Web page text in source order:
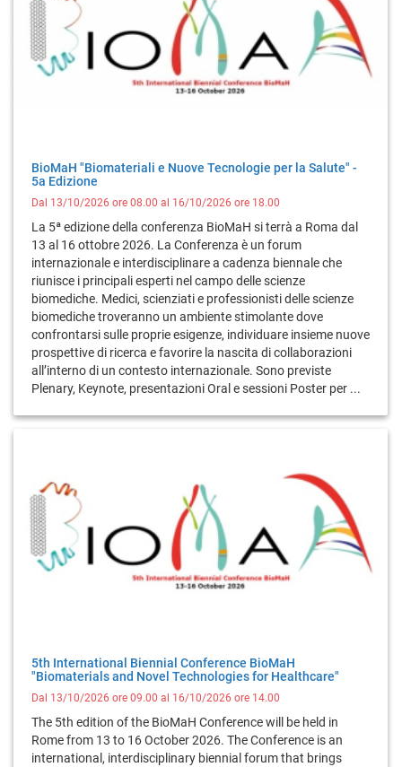
BioMaH "Biomateriali e Nuove Tecnologie per la Salute" -
5a Edizione
Dal 13/10/2026 ore 08.00 al 16/10/2026 ore 18.00
La 5ª edizione della conferenza BioMaH si terrà a Roma dal
13 al 16 ottobre 2026. La Conferenza è un forum
internazionale e interdisciplinare a cadenza biennale che
riunisce i principali esperti nel campo delle scienze
biomediche. Medici, scienziati e professionisti delle scienze
biomediche troveranno un ambiente stimolante dove
confrontarsi sulle proprie esigenze, individuare insieme nuove
prospettive di ricerca e favorire la nascita di collaborazioni
all’interno di un contesto internazionale. Sono previste
Plenary, Keynote, presentazioni Oral e sessioni Poster per ...
5th International Biennial Conference BioMaH
"Biomaterials and Novel Technologies for Healthcare"
Dal 13/10/2026 ore 09.00 al 16/10/2026 ore 14.00
The 5th edition of the BioMaH Conference will be held in
Rome from 13 to 16 October 2026. The Conference is an
international, interdisciplinary biennial forum that brings